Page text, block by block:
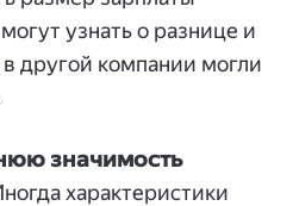
узнать о разнице и
другой компании могли
значимость
характеристики